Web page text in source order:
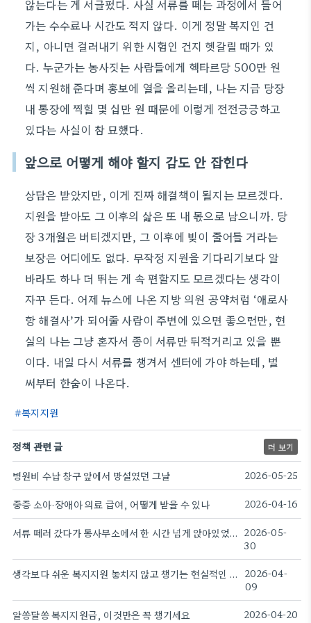
않는다는 게 서글펐다. 사실 서류를 떼는 과정에서 들어
가는 수수료나 시간도 적지 않다. 이게 정말 복지인 건
지, 아니면 걸러내기 위한 시험인 건지 헷갈릴 때가 있
다. 누군가는 농사짓는 사람들에게 헥타르당 500만 원
씩 지원해 준다며 홍보에 열을 올리는데, 나는 지금 당장
내 통장에 찍힐 몇 십만 원 때문에 이렇게 전전긍긍하고
있다는 사실이 참 묘했다.
앞으로 어떻게 해야 할지 감도 안 잡힌다
상담은 받았지만, 이게 진짜 해결책이 될지는 모르겠다.
지원을 받아도 그 이후의 삶은 또 내 몫으로 남으니까. 당
장 3개월은 버티겠지만, 그 이후에 빚이 줄어들 거라는
보장은 어디에도 없다. 무작정 지원을 기다리기보다 알
바라도 하나 더 뛰는 게 속 편할지도 모르겠다는 생각이
자꾸 든다. 어제 뉴스에 나온 지방 의원 공약처럼 ‘애로사
항 해결사’가 되어줄 사람이 주변에 있으면 좋으련만, 현
실의 나는 그냥 혼자서 종이 서류만 뒤적거리고 있을 뿐
이다. 내일 다시 서류를 챙겨서 센터에 가야 하는데, 벌
써부터 한숨이 나온다.
복지지원
정책 관련 글 더 보기
병원비 수납 창구 앞에서 망설였던 그날 2026-05-25
중증 소아·장애아 의료 급여, 어떻게 받을 수 있나 2026-04-16
서류 떼러 갔다가 동사무소에서 한 시간 넘게 앉아있었다 2026-05-
30
생각보다 쉬운 복지지원 놓치지 않고 챙기는 현실적인 방법
2026-04-
09
알쏭달쏭 복지지원금, 이것만은 꼭 챙기세요 2026-04-20